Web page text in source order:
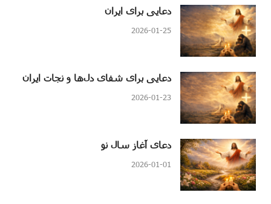
دعایی برای ایران
2026-01-25
دعایی برای شفای دل‌ها و نجات ایران
2026-01-23
دعای آغاز سال نو
2026-01-01